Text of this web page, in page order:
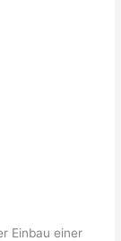
Einbau einer